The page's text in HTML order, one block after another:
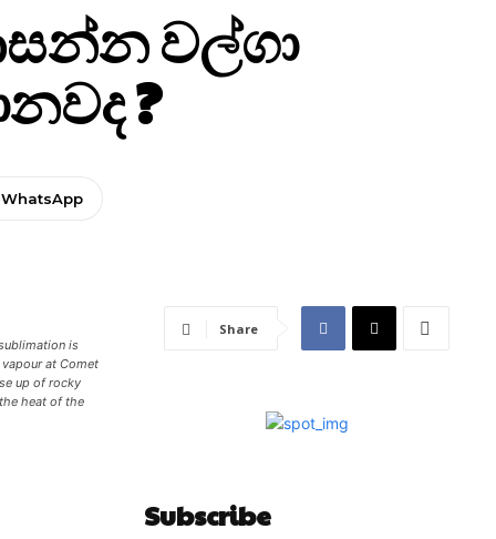
වල්ගා
?
WhatsApp
is
at Comet
up of rocky
heat of the
Share
Subscribe